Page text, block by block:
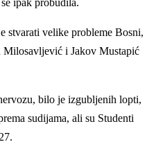
ipak probudila.
stvarati velike probleme Bosni,
Milosavljević i Jakov Mustapić
bilo je izgubljenih lopti,
sudijama, ali su Studenti